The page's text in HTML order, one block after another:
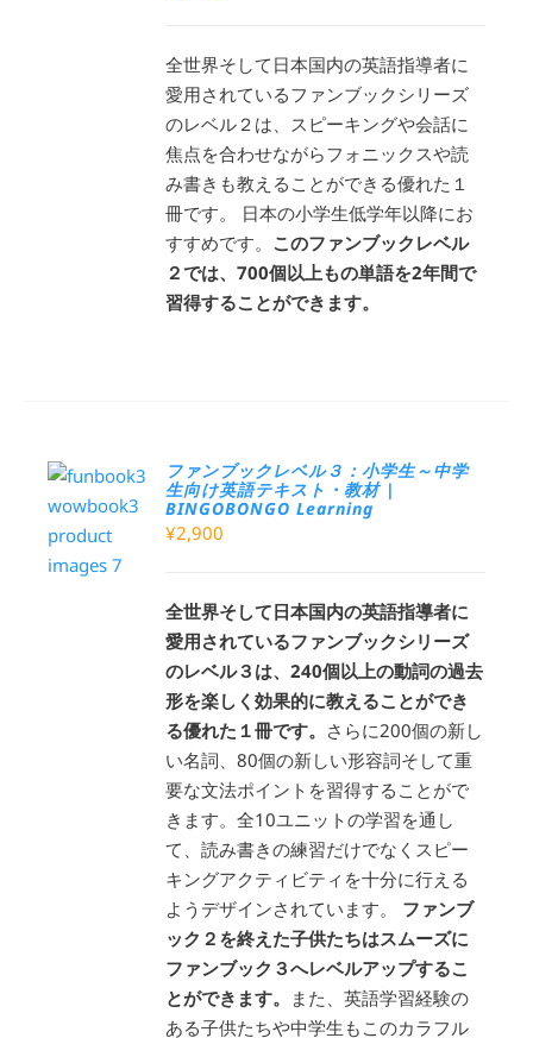
全世界そして日本国内の英語指導者に
愛用されているファンブックシリーズ
のレベル２は、スピーキングや会話に
焦点を合わせながらフォニックスや読
み書きも教えることができる優れた１
冊です。 日本の小学生低学年以降にお
すすめです。 このファンブックレベル
２では、700個以上もの単語を2年間で
習得することができます。
ファンブックレベル３：小学生～中学
生向け英語テキスト・教材 |
BINGOBONGO Learning
¥2,900
全世界そして日本国内の英語指導者に
愛用されているファンブックシリーズ
のレベル３は、240個以上の動詞の過去
形を楽しく効果的に教えることができ
る優れた１冊です。 さらに200個の新し
い名詞、80個の新しい形容詞そして重
要な文法ポイントを習得することがで
きます。全10ユニットの学習を通し
て、読み書きの練習だけでなくスピー
キングアクティビティを十分に行える
ようデザインされています。 ファンブ
ック２を終えた子供たちはスムーズに
ファンブック３へレベルアップするこ
とができます。 また、英語学習経験の
ある子供たちや中学生もこのカラフル